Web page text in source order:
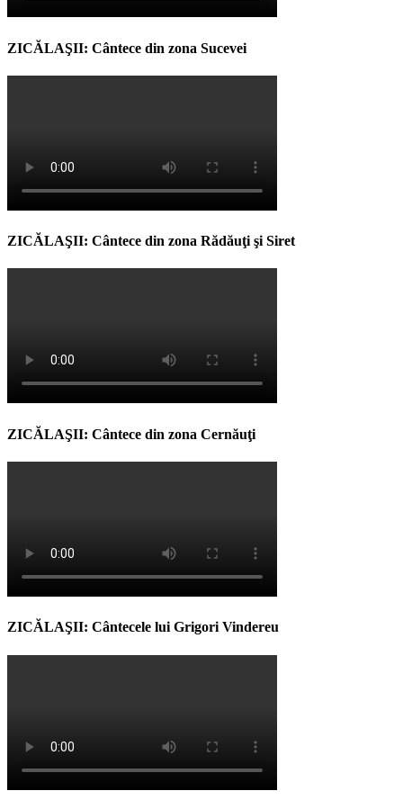
ZICĂLAŞII: Cântece din zona Sucevei
ZICĂLAŞII: Cântece din zona Rădăuţi şi Siret
ZICĂLAŞII: Cântece din zona Cernăuţi
ZICĂLAŞII: Cântecele lui Grigori Vindereu